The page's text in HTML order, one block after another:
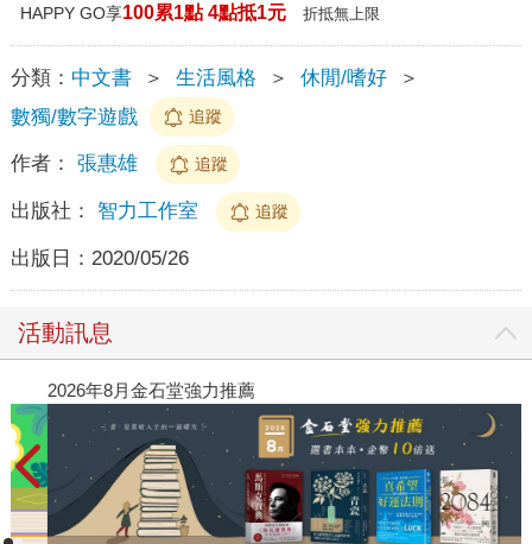
HAPPY GO享100累1點 4點抵1元 折抵無上限
分類： 中文書 ＞ 生活風格 ＞ 休閒/嗜好
＞
數獨/數字遊戲
追蹤
作者： 張惠雄 追蹤
出版社： 智力工作室 追蹤
出版日： 2020/05/26
活動訊息
閱讀漫遊錄-2026上半年暢銷榜